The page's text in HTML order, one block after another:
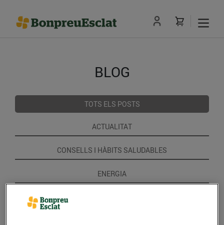
BLOG
TOTS ELS POSTS
ACTUALITAT
CONSELLS I HÀBITS SALUDABLES
ENERGIA
GASTRONOMIA I TRADICIONS